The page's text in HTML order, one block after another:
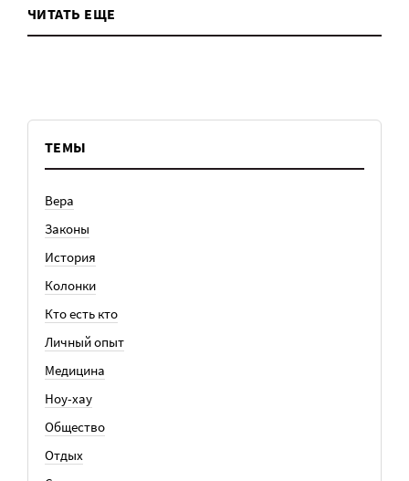
ЧИТАТЬ ЕЩЕ
ТЕМЫ
Вера
Законы
История
Колонки
Кто есть кто
Личный опыт
Медицина
Ноу-хау
Общество
Отдых